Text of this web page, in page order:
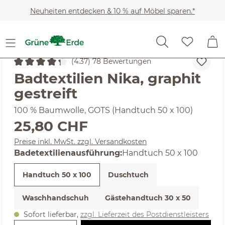
Zum Hauptinhalt springen
Neuheiten entdecken & 10 % auf Möbel sparen.*
Heimtextilien Badtextilien Handtücher
Durchschnittliche Bewertung von 4.37 von 5 Sternen
(4.37) 78 Bewertungen
Badtextilien Nika, graphit
gestreift
100 % Baumwolle, GOTS (Handtuch 50 x 100)
Regulärer Preis:
25,80 CHF
Preise inkl. MwSt. zzgl. Versandkosten
Badetextilienausführungauswählen
:Handtuch 50 x 100
Handtuch 50 x 100 Duschtuch
Waschhandschuh
Gästehandtuch 30 x 50
Sofort lieferbar, zzgl. Lieferzeit des Postdienstleisters